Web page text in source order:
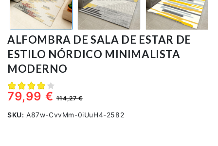
Nosotros
servicios@ennubes.com
ALFOMBRA DE SALA DE ESTAR DE
ESTILO NÓRDICO MINIMALISTA
MODERNO
79,99 €114,27 €
SKU: A87w-CvvMm-0iUuH4-2582